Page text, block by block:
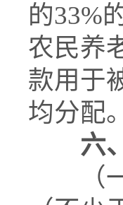
的33%
农民养
款用于
均分配。
六
（一